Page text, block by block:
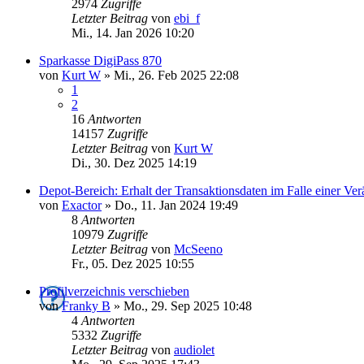
2974 Zugriffe
Letzter Beitrag von ebi_f
Mi., 14. Jan 2026 10:20
Sparkasse DigiPass 870
von Kurt W » Mi., 26. Feb 2025 22:08
1
2
16 Antworten
14157 Zugriffe
Letzter Beitrag von Kurt W
Di., 30. Dez 2025 14:19
Depot-Bereich: Erhalt der Transaktionsdaten im Falle einer
von Exactor» Do., 11. Jan 2024 19:49
8 Antworten
10979 Zugriffe
Letzter Beitrag von McSeeno
Fr., 05. Dez 2025 10:55
Profilverzeichnis verschieben
vonFranky B » Mo., 29. Sep 2025 10:48
4 Antworten
5332 Zugriffe
Letzter Beitrag von audiolet